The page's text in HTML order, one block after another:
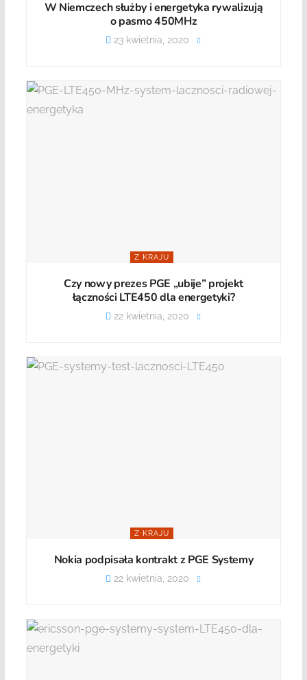
W Niemczech służby i energetyka rywalizują
o pasmo 450MHz
23 kwietnia, 2020
Z KRAJU
Czy nowy prezes PGE „ubije” projekt
łączności LTE450 dla energetyki?
22 kwietnia, 2020
Z KRAJU
Nokia podpisała kontrakt z PGE Systemy
22 kwietnia, 2020